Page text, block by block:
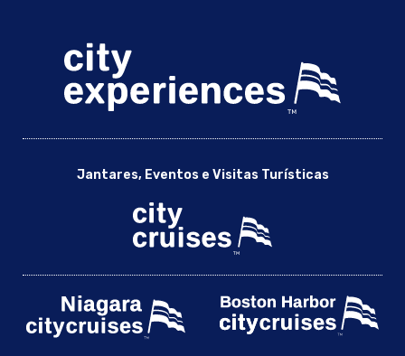
Jantares, Eventos e Visitas Turísticas